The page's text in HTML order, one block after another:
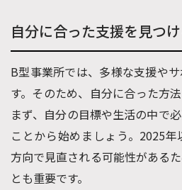
自分に合った支援を見つ
B型事業所では、多様な支援や
す。そのため、自分に合った方
まず、自分の目標や生活の中で
ことから始めましょう。2025
方向で見直される可能性がある
とも重要です。